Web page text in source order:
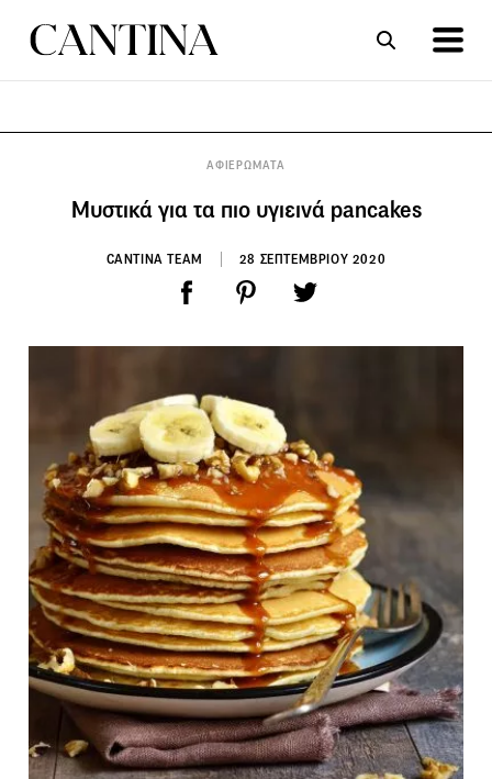
ΑΦΙΕΡΩΜΑΤΑ
Μυστικά για τα πιο υγιεινά pancakes
CANTINA TEAM 28 ΣΕΠΤΕΜΒΡΙΟΥ 2020